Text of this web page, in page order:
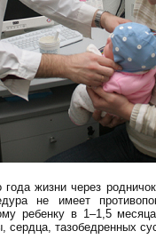
года жизни через
не имеет
ребенку в 1–1,5
сердца, тазобедренных